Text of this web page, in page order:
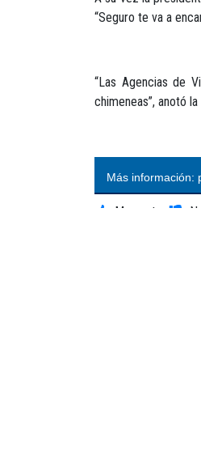
“Seguro te va a
“Las Agencias de
chimeneas”, anotó
Más información: